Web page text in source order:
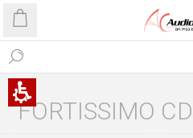
FORTISSIMO